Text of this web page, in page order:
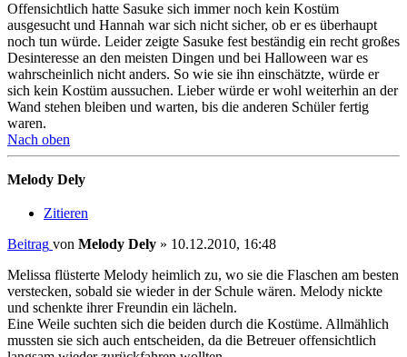
Offensichtlich hatte Sasuke sich immer noch kein Kostüm
ausgesucht und Hannah war sich nicht sicher, ob er es überhaupt
noch tun würde. Leider zeigte Sasuke fest beständig ein recht großes
Desinteresse an den meisten Dingen und bei Halloween war es
wahrscheinlich nicht anders. So wie sie ihn einschätzte, würde er
sich kein Kostüm aussuchen. Lieber würde er wohl weiterhin an der
Wand stehen bleiben und warten, bis die anderen Schüler fertig
waren.
Nach oben
Melody Dely
Zitieren
Beitrag von Melody Dely » 10.12.2010, 16:48
Melissa flüsterte Melody heimlich zu, wo sie die Flaschen am besten
verstecken, sobald sie wieder in der Schule wären. Melody nickte
und schenkte ihrer Freundin ein lächeln.
Eine Weile suchten sich die beiden durch die Kostüme. Allmählich
mussten sie sich auch entscheiden, da die Betreuer offensichtlich